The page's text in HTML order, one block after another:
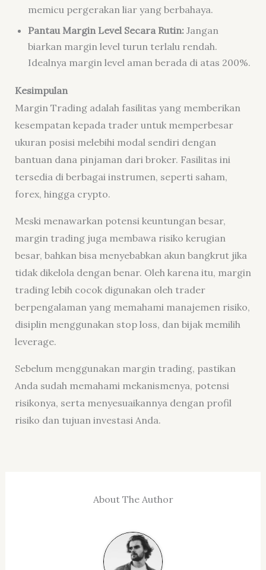
memicu pergerakan liar yang berbahaya.
Pantau Margin Level Secara Rutin: Jangan
biarkan margin level turun terlalu rendah.
Idealnya margin level aman berada di atas 200%.
Kesimpulan
Margin Trading adalah fasilitas yang memberikan
kesempatan kepada trader untuk memperbesar
ukuran posisi melebihi modal sendiri dengan
bantuan dana pinjaman dari broker. Fasilitas ini
tersedia di berbagai instrumen, seperti saham,
forex, hingga crypto.
Meski menawarkan potensi keuntungan besar,
margin trading juga membawa risiko kerugian
besar, bahkan bisa menyebabkan akun bangkrut jika
tidak dikelola dengan benar. Oleh karena itu, margin
trading lebih cocok digunakan oleh trader
berpengalaman yang memahami manajemen risiko,
disiplin menggunakan stop loss, dan bijak memilih
leverage.
Sebelum menggunakan margin trading, pastikan
Anda sudah memahami mekanismenya, potensi
risikonya, serta menyesuaikannya dengan profil
risiko dan tujuan investasi Anda.
About The Author